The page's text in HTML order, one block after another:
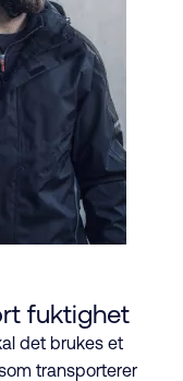
fuktighet
det brukes et
transporterer